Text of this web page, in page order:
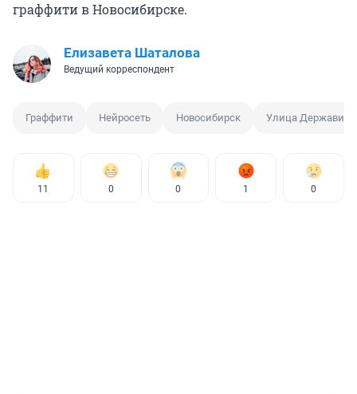
граффити в Новосибирске.
Елизавета Шаталова
Ведущий корреспондент
Граффити Нейросеть Новосибирск Улица Державина
11 0 0 1 0